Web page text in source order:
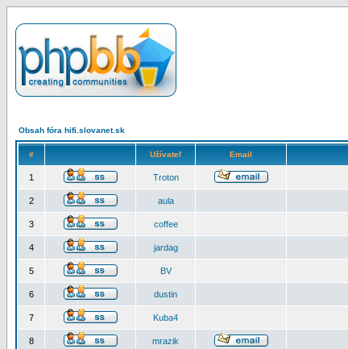
Obsah fóra hifi.slovanet.sk
# Užívateľ Email
1 Troton
2 aula
3 coffee
4 jardag
5 BV
6 dustin
7 Kuba4
8 mrazik